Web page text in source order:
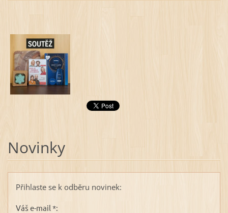
Novinky
Přihlaste se k odběru novinek:
Váš e-mail *: